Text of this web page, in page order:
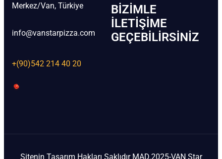
Merkez/Van, Türkiye
info@vanstarpizza.com
+(90)542 214 40 20
BIZIMLE
İLETIŞIME
GEÇEBILIRSINIZ
Sitenin Tasarım Hakları Saklıdır MAD.2025-VAN Star